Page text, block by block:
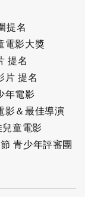
提名
電影大獎
提名
片 提名
年電影
影＆最佳導演
童電影
青少年評審團